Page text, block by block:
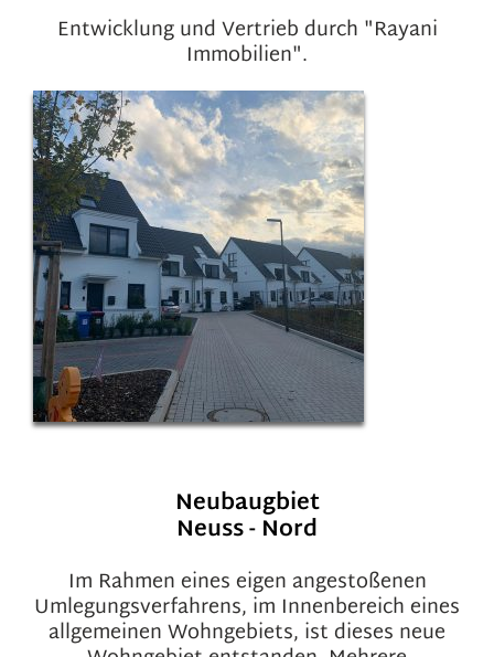
Entwicklung und Vertrieb durch "Rayani
Immobilien".
Neubaugbiet
Neuss - Nord
Im Rahmen eines eigen angestoßenen
Umlegungsverfahrens, im Innenbereich eines
allgemeinen Wohngebiets, ist dieses neue